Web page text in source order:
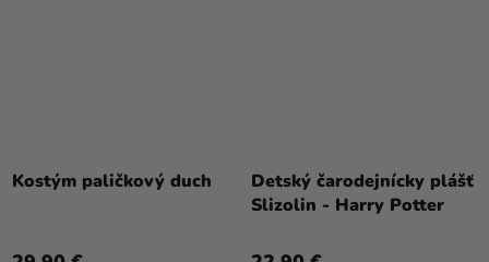
Kostým paličkový duch
Detský čarodejnícky plášť
Slizolin - Harry Potter